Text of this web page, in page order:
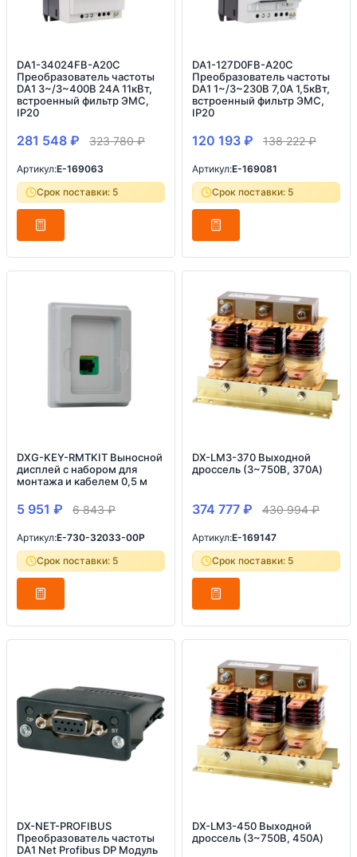
DA1-34024FB-A20C
Преобразователь частоты
DA1 3~/3~400В 24A 11кВт,
встроенный фильтр ЭМС,
IP20
281 548 ₽ 323 780₽
Артикул:E-169063
Срок поставки: 5
DA1-127D0FB-A20C
Преобразователь частоты
DA1 1~/3~230В 7,0A 1,5кВт,
встроенный фильтр ЭМС,
IP20
120 193 ₽ 138 222₽
Артикул:E-169081
Срок поставки: 5
DXG-KEY-RMTKIT Выносной
дисплей с набором для
монтажа и кабелем 0,5 м
5 951 ₽ 6 843₽
Артикул:E-730-32033-00P
Срок поставки: 5
DX-LM3-370 Выходной
дроссель (3~750В, 370A)
374 777 ₽ 430 994₽
Артикул:E-169147
Срок поставки: 5
DX-NET-PROFIBUS
Преобразователь частоты
DA1 Net Profibus DP Модуль
DX-LM3-450 Выходной
дроссель (3~750В, 450A)